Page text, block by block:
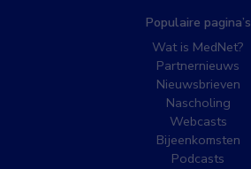
Populaire pagina’s
Wat is MedNet?
Partnernieuws
Nieuwsbrieven
Nascholing
Webcasts
Bijeenkomsten
Podcasts